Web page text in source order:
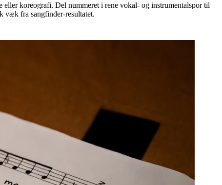
koreografi. Del nummeret i rene vokal- og instrumentalspor til
væk fra sangfinder-resultatet.